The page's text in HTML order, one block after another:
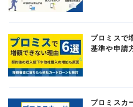
プロミスで
基準や申請
プロミスカ